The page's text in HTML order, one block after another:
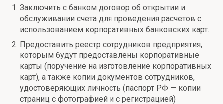
Заключить с банком договор об открытии и
обслуживании счета для проведения расчетов с
использованием корпоративных банковских карт.
Предоставить реестр сотрудников предприятия,
которым будут предоставлены корпоративные
карты (поручение на изготовление корпоративных
карт), а также копии документов сотрудников,
удостоверяющих личность (паспорт РФ — копии
страниц с фотографией и с регистрацией)